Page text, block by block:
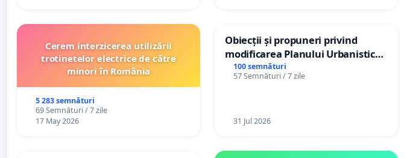
Cerem interzicerea utilizării
trotinetelor electrice de către
minori în România
5 283 semnături
69 Semnături / 7 zile
17 May 2026
Obiecții și propuneri privind
modificarea Planului Urbanistic
General al orașului Ialoveni
100 semnături
57 Semnături / 7 zile
31 Jul 2026